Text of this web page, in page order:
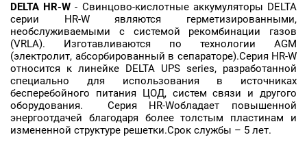
DELTA HR-W - Свинцово-кислотные аккумуляторы DELTA
серии HR-W являются герметизированными,
необслуживаемыми с системой рекомбинации газов
(VRLA). Изготавливаются по технологии AGM
(электролит, абсорбированный в сепараторе).Серия HR-W
относится к линейке DELTA UPS series, разработанной
специально для использования в источниках
бесперебойного питания ЦОД, систем связи и другого
оборудования. Серия HR-Wобладает повышенной
энергоотдачей благодаря более толстым пластинам и
измененной структуре решетки.Срок службы – 5 лет.